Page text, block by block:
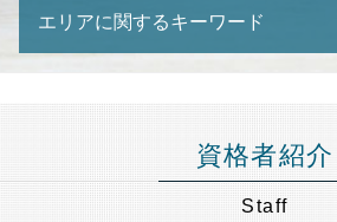
遺産分割 預貯金
遺言 効力
遺産分割 調停 流れ
遺言書 検認手続き
遺留分 計算
任意整理 弁護士費用
競売 にかけられるまで
差し押さえ 物件 競売
任意売却 買い手がつかない
中小企業 合併
事業承継 とは
認知症 後見人
認知症 預金管理
任意後見 制度
親 後見人 になるには
エリアに関するキーワード
事業承継 神奈川県 弁護士 相談
相続 世田谷区 弁護士 相談
相続 節税 世田谷区 弁護士 相談
相続 節税 品川区 弁護士 相談
資格者紹介
Staff